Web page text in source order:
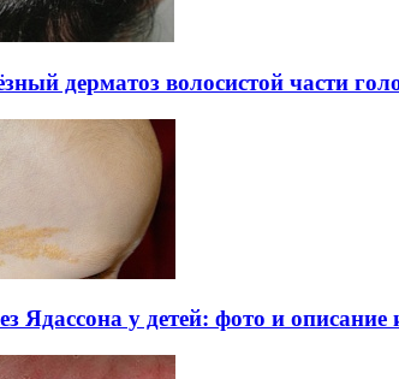
дерматоз волосистой части
Ядассона у детей: фото и